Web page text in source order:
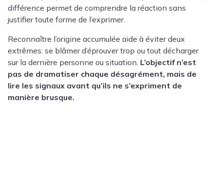
différence permet de comprendre la réaction sans
justifier toute forme de l’exprimer.
Reconnaître l’origine accumulée aide à éviter deux
extrêmes: se blâmer d’éprouver trop ou tout décharger
sur la dernière personne ou situation. L’objectif n’est
pas de dramatiser chaque désagrément, mais de
lire les signaux avant qu’ils ne s’expriment de
manière brusque.